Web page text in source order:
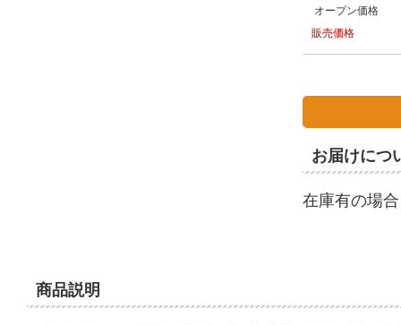
オープン価格
販売価格
お届けにつ
在庫有の場
商品説明